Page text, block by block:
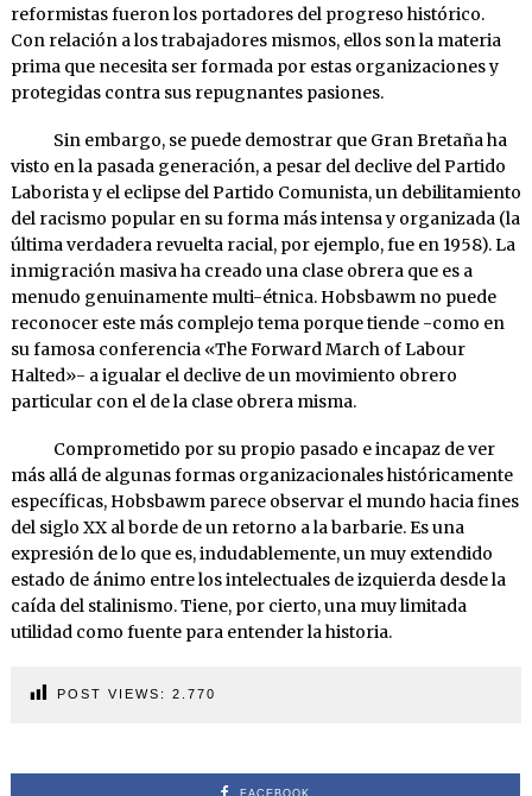
reformistas fueron los portadores del progreso histórico.
Con relación a los trabajadores mismos, ellos son la materia
prima que necesita ser formada por estas organizaciones y
protegidas contra sus repugnantes pasiones.
Sin embargo, se puede demostrar que Gran Bretaña ha
visto en la pasada generación, a pesar del declive del Partido
Laborista y el eclipse del Partido Comunista, un debilitamiento
del racismo popular en su forma más intensa y organizada (la
última verdadera revuelta racial, por ejemplo, fue en 1958). La
inmigración masiva ha creado una clase obrera que es a
menudo genuinamente multi-étnica. Hobsbawm no puede
reconocer este más complejo tema porque tiende -como en
su famosa conferencia «The Forward March of Labour
Halted»- a igualar el declive de un movimiento obrero
particular con el de la clase obrera misma.
Comprometido por su propio pasado e incapaz de ver
más allá de algunas formas organizacionales históricamente
específicas, Hobsbawm parece observar el mundo hacia fines
del siglo XX al borde de un retorno a la barbarie. Es una
expresión de lo que es, indudablemente, un muy extendido
estado de ánimo entre los intelectuales de izquierda desde la
caída del stalinismo. Tiene, por cierto, una muy limitada
utilidad como fuente para entender la historia.
POST VIEWS: 2.770
FACEBOOK